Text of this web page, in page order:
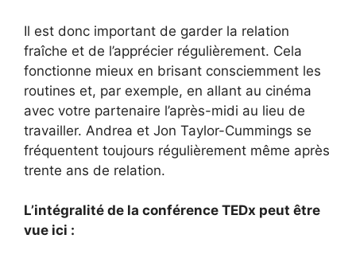
Il est donc important de garder la relation
fraîche et de l’apprécier régulièrement. Cela
fonctionne mieux en brisant consciemment les
routines et, par exemple, en allant au cinéma
avec votre partenaire l’après-midi au lieu de
travailler. Andrea et Jon Taylor-Cummings se
fréquentent toujours régulièrement même après
trente ans de relation.
L’intégralité de la conférence TEDx peut être
vue ici :